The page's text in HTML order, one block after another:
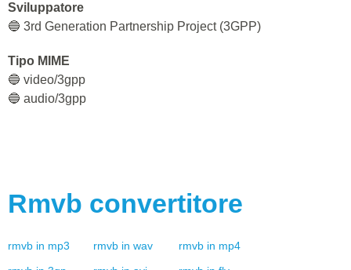
Sviluppatore
🔵 3rd Generation Partnership Project (3GPP)
Tipo MIME
🔵 video/3gpp
🔵 audio/3gpp
Rmvb convertitore
rmvb in mp3 rmvb in wav rmvb in mp4